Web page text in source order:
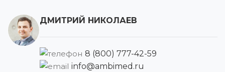
ДМИТРИЙ НИКОЛАЕВ
8 (800) 777-42-59
info@ambimed.ru